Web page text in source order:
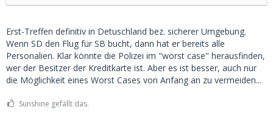
Erst-Treffen definitiv in Detuschland bez. sicherer Umgebung.
Wenn SD den Flug für SB bucht, dann hat er bereits alle
Personalien. Klar könnte die Polizei im "worst case" herausfinden,
wer der Besitzer der Kreditkarte ist. Aber es ist besser, auch nur
die Möglichkeit eines Worst Cases von Anfang an zu vermeiden...
Sunshine gefällt das.